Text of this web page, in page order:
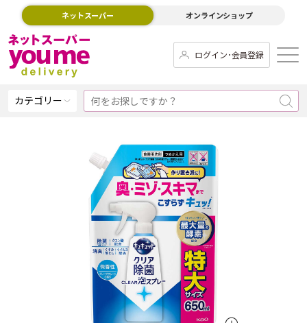
ネットスーパー オンラインショップ
ログイン･会員登録
カテゴリー